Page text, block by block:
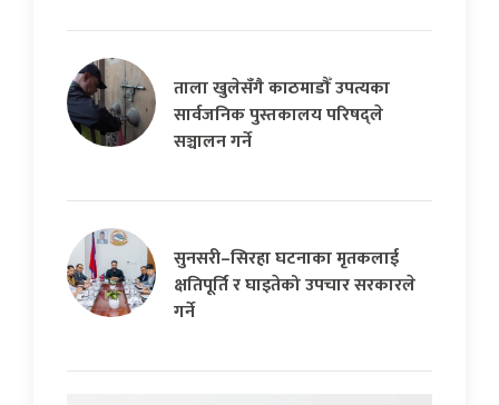
ताला खुलेसँगै काठमाडौँ उपत्यका
सार्वजनिक पुस्तकालय परिषद्ले
सञ्चालन गर्ने
सुनसरी–सिरहा घटनाका मृतकलाई
क्षतिपूर्ति र घाइतेको उपचार सरकारले
गर्ने